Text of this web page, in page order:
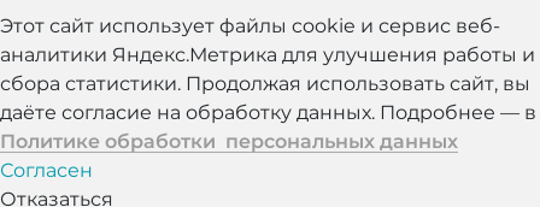
Этот сайт использует файлы cookie и сервис веб-
аналитики Яндекс.Метрика для улучшения работы и
сбора статистики. Продолжая использовать сайт, вы
даёте согласие на обработку данных. Подробнее — в
Политике обработки персональных данных
Согласен
Отказаться